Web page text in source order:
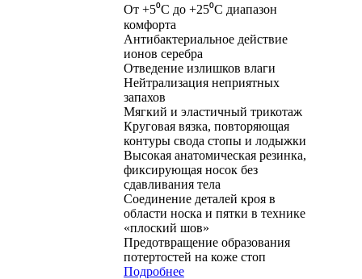
От +5⁰С до +25⁰С диапазон
комфорта
Антибактериальное действие
ионов серебра
Отведение излишков влаги
Нейтрализация неприятных
запахов
Мягкий и эластичный трикотаж
Круговая вязка, повторяющая
контуры свода стопы и лодыжки
Высокая анатомическая резинка,
фиксирующая носок без
сдавливания тела
Соединение деталей кроя в
области носка и пятки в технике
«плоский шов»
Предотвращение образования
потертостей на коже стоп
Подробнее